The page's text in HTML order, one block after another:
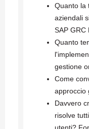
Quanto la
aziendali
SAP GRC
Quanto
gestione
Come
approccio
Davvero
risolve